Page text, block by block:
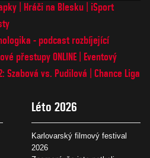
Hráči na Blesku
iSport
- podcast rozbíjející
přestupy ONLINE
Eventový
Szabová vs. Pudilová
Chance Liga
Léto 2026
Karlovarský filmový festival
2026